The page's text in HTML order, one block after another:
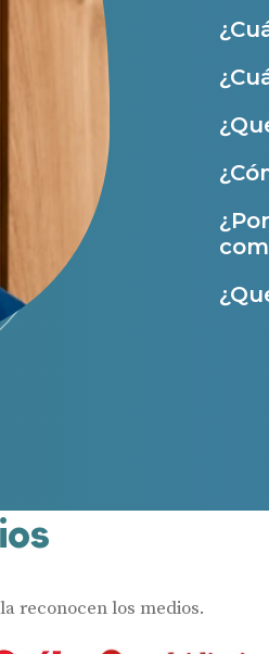
reconocen los medios.
Ayuda
Ayudas para
Ayudas para
Ayudas y
Ayudas para
Ayudas y